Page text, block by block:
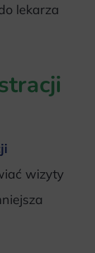
lekarza
wizyty